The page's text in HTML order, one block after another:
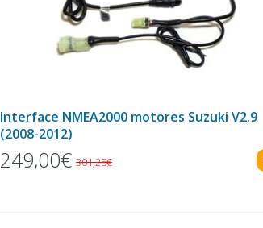
Interface NMEA2000 motores Suzuki V2.9
(2008-2012)
249,00€ 301,25€